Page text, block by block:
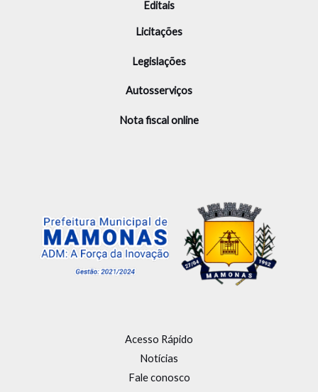
Editais
Licitações
Legislações
Autosserviços
Nota fiscal online
Acesso Rápido
Notícias
Fale conosco